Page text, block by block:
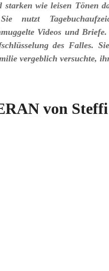
wie leisen Tönen
nutzt
Videos und
des Falles.
vergeblich versuchte,
von